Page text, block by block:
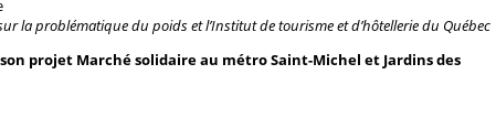
la problématique du poids et l’Institut de tourisme et d’hôtellerie du Québec
projet Marché solidaire au métro Saint-Michel et Jardins des